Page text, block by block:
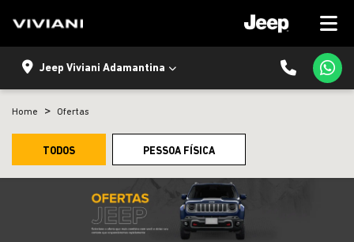
Jeep Viviani Adamantina
Home Ofertas
TODOS PESSOA FÍSICA